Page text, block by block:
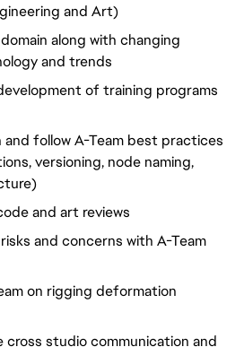
and Art)
along with changing
and trends
of training programs
and follow A-Team best practices
versioning, node naming,
and art reviews
and concerns with A-Team
on rigging deformation
cross studio communication and